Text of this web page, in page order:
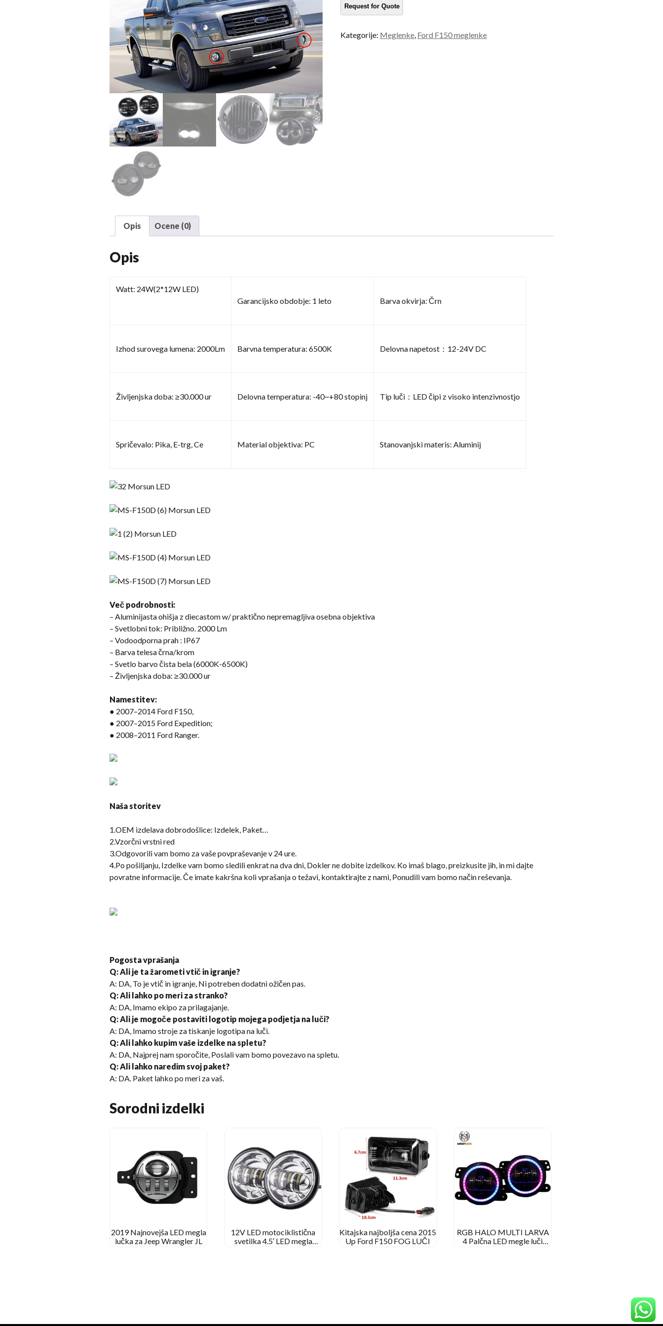
Ford
količina
Kategorije: Meglenke, Ford F150 meglenke
Opis Ocene (0)
Opis
Watt: 24W(2*12W LED)
Garancijsko obdobje: 1 leto
Barva okvirja: Črn
Izhod surovega lumena: 2000Lm Barvna temperatura: 6500K Delovna napetost：12-24V DC
Življenjska doba: ≥30.000 ur Delovna temperatura: -40~+80 stopinj Tip luči：LED čipi z visoko intenzivnostjo
Spričevalo: Pika, E-trg, Ce Material objektiva: PC Stanovanjski materis: Aluminij
Več podrobnosti:
– Aluminijasta ohišja z diecastom w/ praktično nepremagljiva osebna objektiva
– Svetlobni tok: Približno. 2000 Lm
– Vodoodporna prah : IP67
– Barva telesa črna/krom
– Svetlo barvo čista bela (6000K-6500K)
– Življenjska doba: ≥30.000 ur
Namestitev:
● 2007–2014 Ford F150,
● 2007–2015 Ford Expedition;
● 2008–2011 Ford Ranger.
Naša storitev
1.OEM izdelava dobrodošlice: Izdelek, Paket…
2.Vzorčni vrstni red
3.Odgovorili vam bomo za vaše povpraševanje v 24 ure.
4.Po pošiljanju, Izdelke vam bomo sledili enkrat na dva dni, Dokler ne dobite izdelkov. Ko imaš blago, preizkusite jih, in mi dajte
povratne informacije. Če imate kakršna koli vprašanja o težavi, kontaktirajte z nami, Ponudili vam bomo način reševanja.
Pogosta vprašanja
Q: Ali je ta žarometi vtič in igranje?
A: DA, To je vtič in igranje, Ni potreben dodatni ožičen pas.
Q: Ali lahko po meri za stranko?
A: DA, Imamo ekipo za prilagajanje.
Q: Ali je mogoče postaviti logotip mojega podjetja na luči?
A: DA, Imamo stroje za tiskanje logotipa na luči.
Q: Ali lahko kupim vaše izdelke na spletu?
A: DA, Najprej nam sporočite, Poslali vam bomo povezavo na spletu.
Q: Ali lahko naredim svoj paket?
A: DA. Paket lahko po meri za vaš.
Sorodni izdelki
2019 Najnovejša LED megla
lučka za Jeep Wrangler JL
12V LED motociklistična
svetilka 4.5′ LED megla
Kitajska najboljša cena 2015
Up Ford F150 FOG LUČI
RGB HALO MULTI LARVA
4 Palčna LED megle luči